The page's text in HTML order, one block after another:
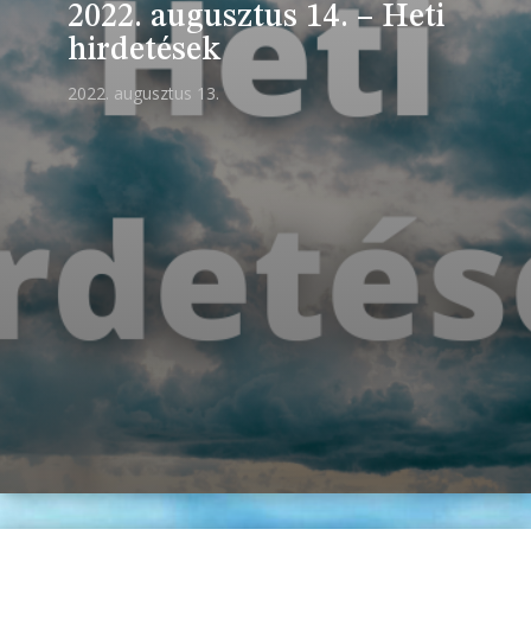
2022. augusztus 14. – Heti
hirdetések
2022. augusztus 13.